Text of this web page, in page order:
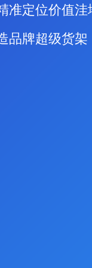
准定位价值洼
品牌超级货架